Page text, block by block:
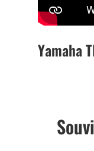
Yamaha